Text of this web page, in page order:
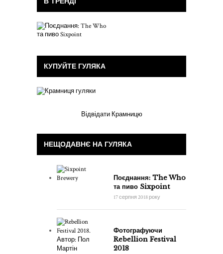
КУПУЙТЕ ГУЛЯКА
Відвідати Крамницю
НЕЩОДАВНЄ НА ГУЛЯКА
Поєднання: The Who
та пиво Sixpoint
17 серпня 2018 року
Фотографуючи
Rebellion Festival
2018